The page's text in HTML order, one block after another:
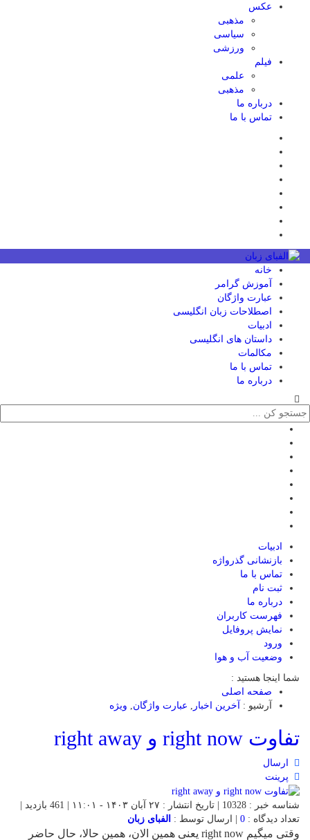
عکس
مذهبی
سیاسی
ورزشی
فیلم
علمی
مذهبی
درباره ما
تماس با ما
خانه
آموزش گرامر
عبارت واژگان
اصطلاحات زبان انگلیسی
ادبیات
داستان های انگلیسی
مکالمات
تماس با ما
درباره ما
ادبیات
بازنشانی گذرواژه
تماس با ما
ثبت نام
درباره ما
فهرست کاربران
نمایش پروفایل
ورود
وضعیت آب و هوا
شما اینجا هستید :
صفحه اصلی
آرشیو :
آخرین اخبار عبارت واژگان ویژه
تفاوت right now و right away
ارسال
پرینت
شناسه خبر : 10328 | تاریخ انتشار : ۲۷ آبان ۱۴۰۳ - ۱۱:۰۱ | 461 بازدید |
تعداد دیدگاه : 0 | ارسال توسط : الفبای زبان
وقتی میگیم right now یعنی همین الان، همین حالا، حال حاضر